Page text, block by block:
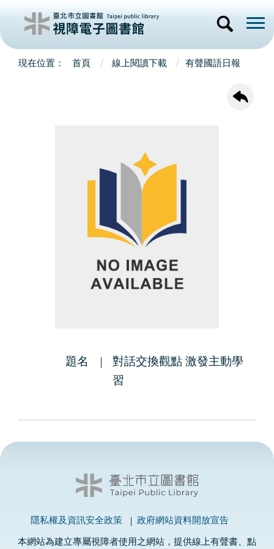
首頁 線上閱讀下載 有聲國語日報
題名
對話交換觀點 激發主動學
習
隱私權及資訊安全政策 政府網站資料開放宣告
本網站為建立專屬視障者使用之網站，提供線上有聲書、點